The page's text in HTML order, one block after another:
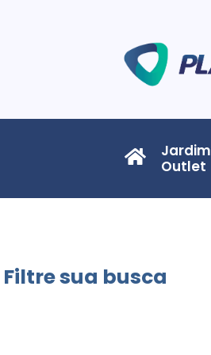
Jardim
Outlet
Filtre sua busca